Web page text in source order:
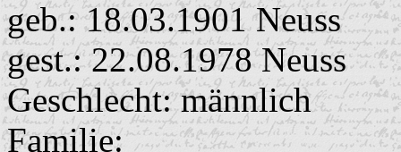
geb.: 18.03.1901 Neuss
gest.: 22.08.1978 Neuss
Geschlecht: männlich
Familie: